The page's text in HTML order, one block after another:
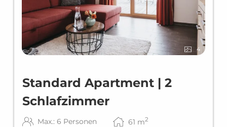
4
Standard Apartment | 2
Schlafzimmer
Max.: 6 Personen 61 m2